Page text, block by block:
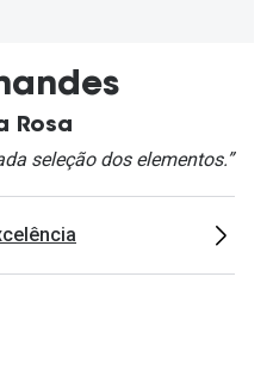
Rosa
seleção dos elementos.”